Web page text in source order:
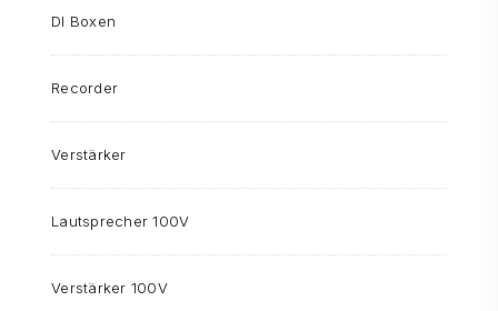
DI Boxen
Recorder
Verstärker
Lautsprecher 100V
Verstärker 100V